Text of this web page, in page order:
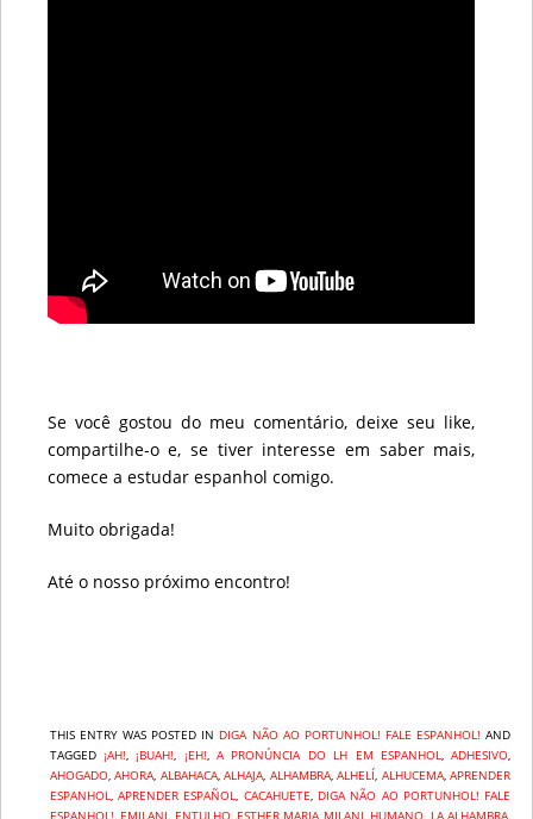
Se você gostou do meu comentário, deixe seu like,
compartilhe-o e, se tiver interesse em saber mais,
comece a estudar espanhol comigo.
Muito obrigada!
Até o nosso próximo encontro!
THIS ENTRY WAS POSTED IN DIGA NÃO AO PORTUNHOL! FALE ESPANHOL! AND
TAGGED¡AH! ,¡BUAH! ¡EH! ,A PRONÚNCIA DO LH EM ESPANHOL ,ADHESIVO
AHOGADO,AHORA ALBAHACA,ALHAJA ALHAMBRA,ALHELÍ ALHUCEMA,APRENDER
ESPANHOL
,APRENDER ESPAÑOL CACAHUETE DIGA NÃO AO PORTUNHOL! FALE
ESPANHOL! EMILANI ENTULHO, ESTHER MARIA MILANI HUMANO LA ALHAMBRA